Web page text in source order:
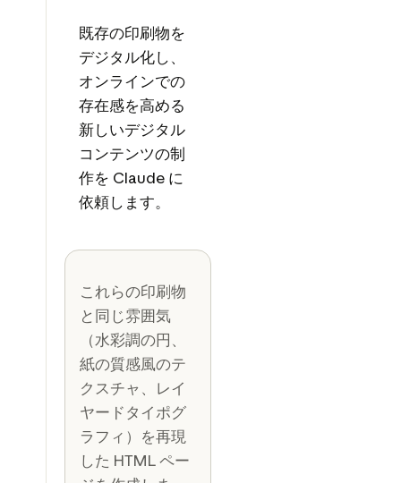
既存の印刷物を
デジタル化し、
オンラインでの
存在感を高める
新しいデジタル
コンテンツの制
作を Claude に
依頼します。
これらの印刷物
と同じ雰囲気
（水彩調の円、
紙の質感風のテ
クスチャ、レイ
ヤードタイポグ
ラフィ）を再現
した HTML ペー